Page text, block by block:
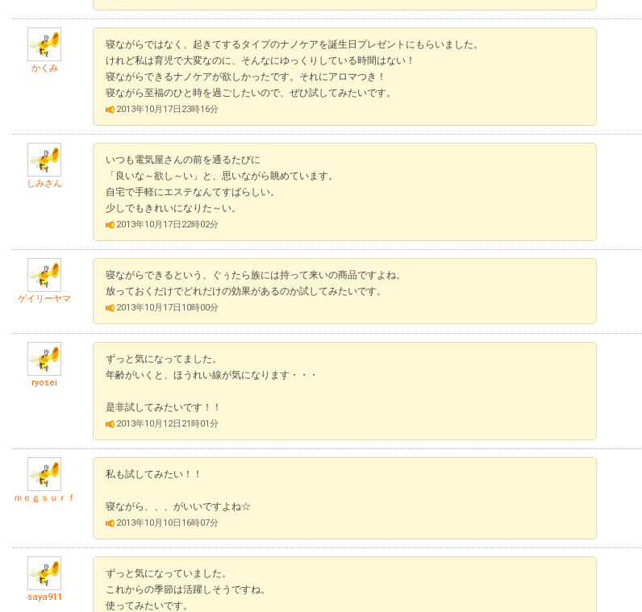
かくみ
寝ながらではなく、起きてするタイプのナノケアを誕生日プレゼントにもらいました。
けれど私は育児で大変なのに、そんなにゆっくりしている時間はない！
寝ながらできるナノケアが欲しかったです。それにアロマつき！
寝ながら至福のひと時を過ごしたいので、ぜひ試してみたいです。
2013年10月17日23時16分
しみさん
いつも電気屋さんの前を通るたびに
「良いな～欲し～い」と、思いながら眺めています。
自宅で手軽にエステなんてすばらしい。
少しでもきれいになりた～い。
2013年10月17日22時02分
ゲイリーヤマ
寝ながらできるという、ぐぅたら族には持って来いの商品ですよね。
放っておくだけでどれだけの効果があるのか試してみたいです。
2013年10月17日10時00分
ryosei
ずっと気になってました。
年齢がいくと、ほうれい線が気になります・・・
是非試してみたいです！！
2013年10月12日21時01分
ｍｅｇｓｕｒｆ
私も試してみたい！！
寝ながら、、、がいいですよね☆
2013年10月10日16時07分
saya911
ずっと気になっていました。
これからの季節は活躍しそうですね。
使ってみたいです。